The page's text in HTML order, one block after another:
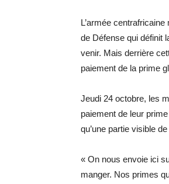
L’armée
de Défense qui définit
venir. Mais derrière
paiement de la prime
Jeudi 24 octobre, les
paiement de leur
qu’une partie visible de
« On nous envoie ici
manger. Nos primes